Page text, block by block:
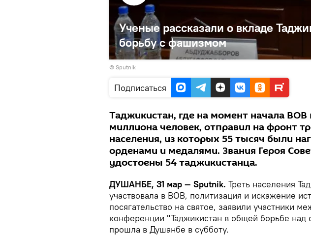
Ученые рассказали о вкладе
борьбу с фашизмом
© Sputnik
Подписаться
Таджикистан, где на момент начала ВОВ
миллиона человек, отправил на фронт
населения, из которых 55 тысяч были
орденами и медалями. Звания Героя
удостоены 54 таджикистанца.
ДУШАНБЕ, 31 мар — Sputnik. Треть населения
участвовала в ВОВ, политизация и искажение
посягательство на святое, заявили участники
конференции "Таджикистан в общей борьбе
прошла в Душанбе в субботу.